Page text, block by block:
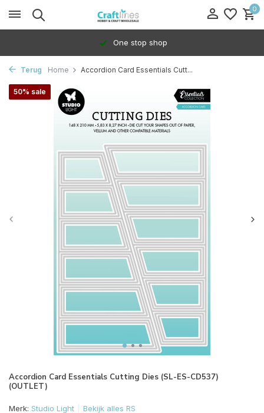
0
One stop shop
Terug Home Accordion Card Essentials Cutt...
Accordion Card Essentials Cutting Dies (SL-ES-CD537)
(OUTLET)
50% sale
Merk: Studio Light Bekijk alles RS